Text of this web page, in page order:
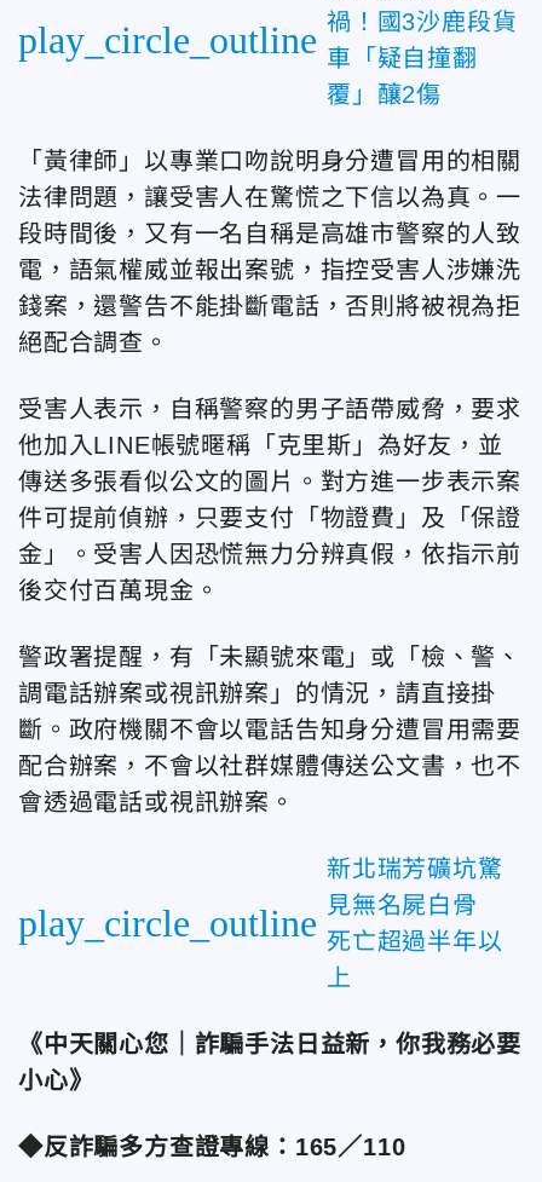
play_circle_outline 禍！國3沙鹿段貨
車「疑自撞翻
覆」釀2傷
「黃律師」以專業口吻說明身分遭冒用的相關
法律問題，讓受害人在驚慌之下信以為真。一
段時間後，又有一名自稱是高雄市警察的人致
電，語氣權威並報出案號，指控受害人涉嫌洗
錢案，還警告不能掛斷電話，否則將被視為拒
絕配合調查。
受害人表示，自稱警察的男子語帶威脅，要求
他加入LINE帳號暱稱「克里斯」為好友，並
傳送多張看似公文的圖片。對方進一步表示案
件可提前偵辦，只要支付「物證費」及「保證
金」。受害人因恐慌無力分辨真假，依指示前
後交付百萬現金。
警政署提醒，有「未顯號來電」或「檢、警、
調電話辦案或視訊辦案」的情況，請直接掛
斷。政府機關不會以電話告知身分遭冒用需要
配合辦案，不會以社群媒體傳送公文書，也不
會透過電話或視訊辦案。
play_circle_outline
新北瑞芳礦坑驚
見無名屍白骨
死亡超過半年以
上
《中天關心您｜詐騙手法日益新，你我務必要
小心》
◆反詐騙多方查證專線：165／110